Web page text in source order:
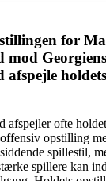
for
mod Georgiens
afspejler ofte
opstilling
spillestil,
spillere kan